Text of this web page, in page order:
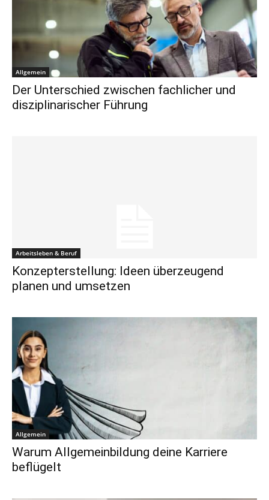
Allgemein
Der Unterschied zwischen fachlicher und
disziplinarischer Führung
Arbeitsleben & Beruf
Konzepterstellung: Ideen überzeugend
planen und umsetzen
Allgemein
Warum Allgemeinbildung deine Karriere
beflügelt